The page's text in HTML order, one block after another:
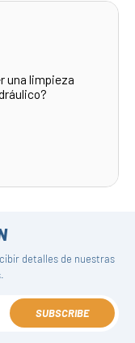
una limpieza
detalles de nuestras
SUBSCRIBE